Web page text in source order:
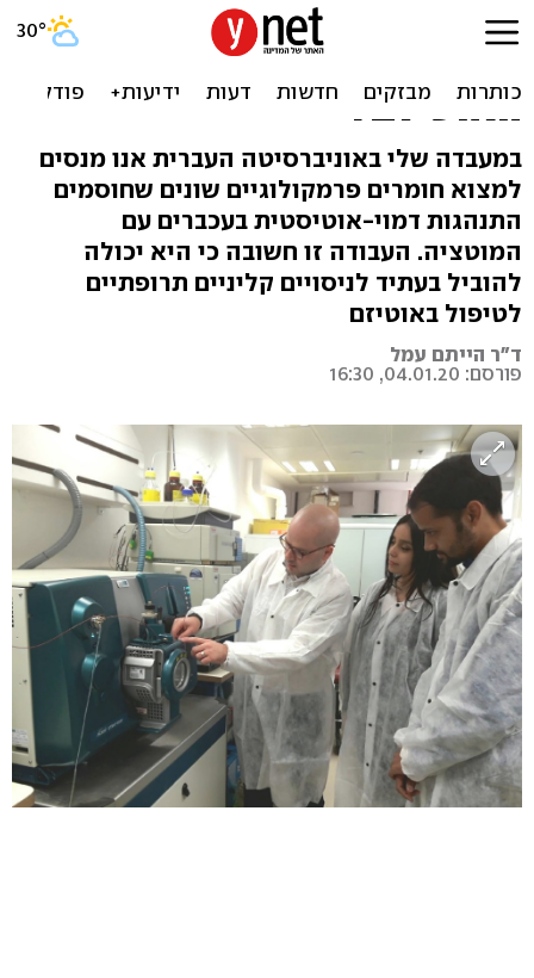
"חוקרים פרטיים": האם יהיה
טיפול תרופתי להפרעת קשת
האוטיזם?
במעבדה שלי באוניברסיטה העברית אנו מנסים
למצוא חומרים פרמקולוגיים שונים שחוסמים
התנהגות דמוי-אוטיסטית בעכברים עם
המוטציה. העבודה זו חשובה כי היא יכולה
להוביל בעתיד לניסויים קליניים תרופתיים
לטיפול באוטיזם
ד"ר הייתם עמל
פורסם: 04.01.20, 16:30